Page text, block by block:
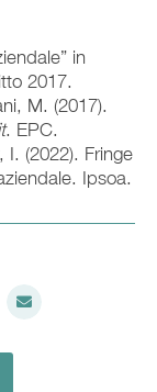
in
2017.
M. (2017).
. EPC.
I. (2022). Fringe
Ipsoa.